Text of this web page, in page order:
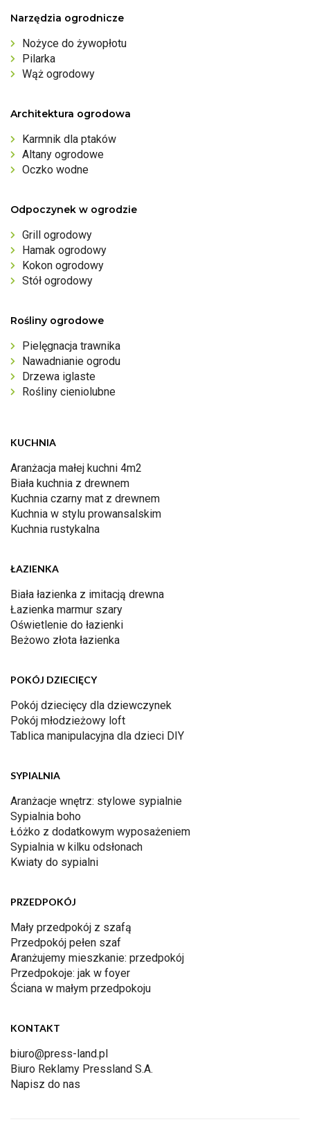
Narzędzia ogrodnicze
Nożyce do żywopłotu
Pilarka
Wąż ogrodowy
Architektura ogrodowa
Karmnik dla ptaków
Altany ogrodowe
Oczko wodne
Odpoczynek w ogrodzie
Grill ogrodowy
Hamak ogrodowy
Kokon ogrodowy
Stół ogrodowy
Rośliny ogrodowe
Pielęgnacja trawnika
Nawadnianie ogrodu
Drzewa iglaste
Rośliny cieniolubne
KUCHNIA
Aranżacja małej kuchni 4m2
Biała kuchnia z drewnem
Kuchnia czarny mat z drewnem
Kuchnia w stylu prowansalskim
Kuchnia rustykalna
ŁAZIENKA
Biała łazienka z imitacją drewna
Łazienka marmur szary
Oświetlenie do łazienki
Beżowo złota łazienka
POKÓJ DZIECIĘCY
Pokój dziecięcy dla dziewczynek
Pokój młodzieżowy loft
Tablica manipulacyjna dla dzieci DIY
SYPIALNIA
Aranżacje wnętrz: stylowe sypialnie
Sypialnia boho
Łóżko z dodatkowym wyposażeniem
Sypialnia w kilku odsłonach
Kwiaty do sypialni
PRZEDPOKÓJ
Mały przedpokój z szafą
Przedpokój pełen szaf
Aranżujemy mieszkanie: przedpokój
Przedpokoje: jak w foyer
Ściana w małym przedpokoju
KONTAKT
biuro@press-land.pl
Biuro Reklamy Pressland S.A.
Napisz do nas